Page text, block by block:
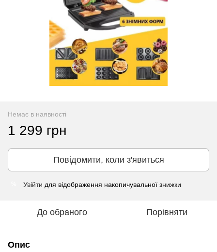
Немає в наявності
1 299 грн
Повідомити, коли з'явиться
Увійти для відображення накопичувальної знижки
До обраного Порівняти
Опис